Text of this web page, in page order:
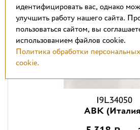
I9L34050
ABK
идентифицировать вас, однако
улучшить работу нашего сайта.
пользоваться сайтом, вы
использованием файлов cookie.
Политика обработки
cookie.